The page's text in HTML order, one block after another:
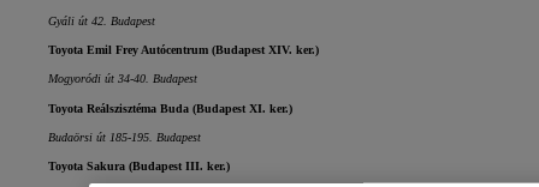
Gyáli út 42. Budapest
Toyota Emil Frey Autócentrum (Budapest XIV. ker.)
Mogyoródi út 34-40. Budapest
Toyota Reálszisztéma Buda (Budapest XI. ker.)
Budaörsi út 185-195. Budapest
Toyota Sakura (Budapest III. ker.)